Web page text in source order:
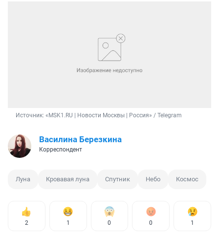
Источник: «MSK1.RU | Новости Москвы | Россия» / Telegram
Василина Березкина
Корреспондент
Луна Кровавая луна Спутник Небо Космос
2 1 0 0 1